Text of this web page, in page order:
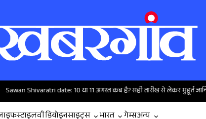
date: 10 या 11 अगस्त कब है? सही तारीख से लेकर मुहूर्त जानिए